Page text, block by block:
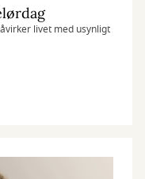
livet med usynligt